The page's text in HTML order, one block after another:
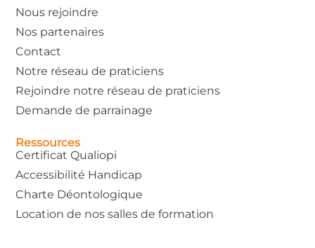
Nous rejoindre
Nos partenaires
Contact
Notre réseau de praticiens
Rejoindre notre réseau de praticiens
Demande de parrainage
Ressources
Certificat Qualiopi
Accessibilité Handicap
Charte Déontologique
Location de nos salles de formation